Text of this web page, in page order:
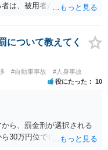
は、被用者がその事業の
いて相当の注意をしたと
きであったときは、この限
会社側への請求をお考えな
ドライバーの任意保険が
ありませんので。「1年4
ら加害ドライバーへの責任
関連で言えば、会社側が
う。 今後の対応ですが、
で治療を受ける際、第三
最終的にどこまで認めら
故に関連した支出に関し
について教えてく
#自動車事故 #人身事故
役にたった 10
ら、罰金刑が選択される
30万円位でしょうか。